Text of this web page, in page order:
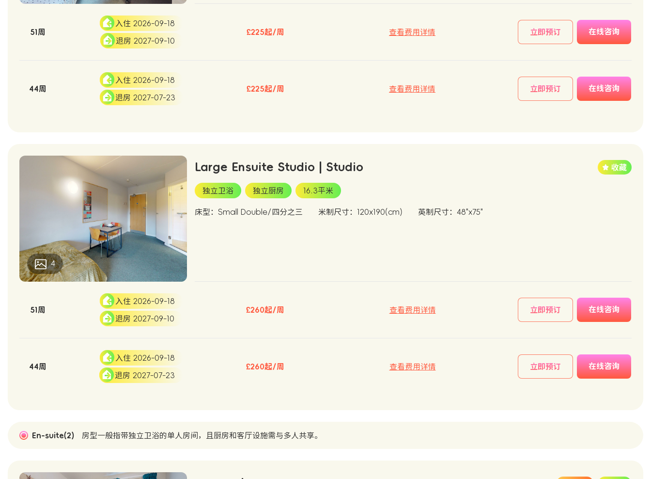
51周
入住 2026-09-18
退房 2027-09-10
£225起/周 查看费用详情 立即预订 在线咨询
44周
入住 2026-09-18
退房 2027-07-23
£225起/周 查看费用详情 立即预订 在线咨询
4
Large Ensuite Studio | Studio
独立卫浴 独立厨房 16.3平米
床型：Small Double/四分之三 米制尺寸：120x190(cm) 英制尺寸：48"x75"
51周
入住 2026-09-18
退房 2027-09-10
£260起/周 查看费用详情 立即预订 在线咨询
44周
入住 2026-09-18
退房 2027-07-23
£260起/周 查看费用详情 立即预订 在线咨询
En-suite(2) 房型一般指带独立卫浴的单人房间，且厨房和客厅设施需与多人共享。